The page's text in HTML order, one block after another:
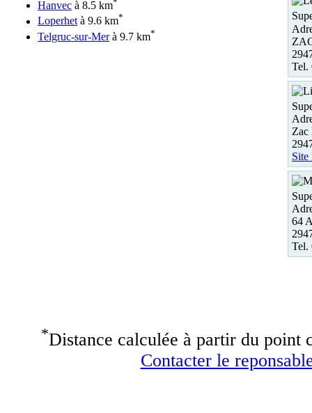
Hanvec à 8.5 km
Loperhetà 9.6 km*
Telgruc-sur-Merà 9.7 km*
Tel.
Zac
Site
64
Tel.
*Distance calculée à partir du point
Contacter le